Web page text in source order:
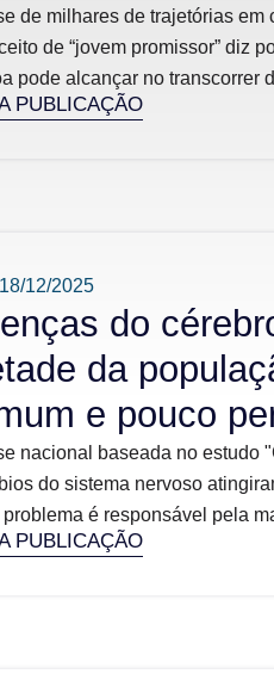
de milhares de trajetórias em
de “jovem promissor” diz
pode alcançar no transcorrer
PUBLICAÇÃO
18/12/2025
do
da
e pouco
nacional baseada no estudo
do sistema nervoso
problema é responsável pela
PUBLICAÇÃO